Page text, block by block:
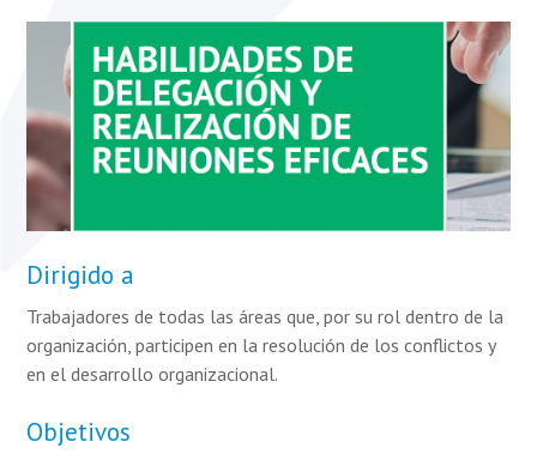
Dirigido a
Trabajadores de todas las áreas que, por su rol dentro de la
organización, participen en la resolución de los conflictos y
en el desarrollo organizacional.
Objetivos